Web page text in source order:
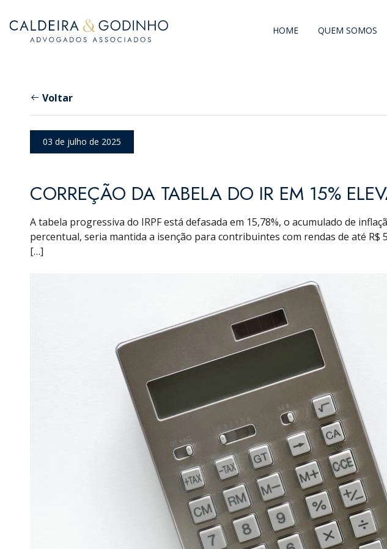
HOME QUEM SOMOS
Voltar
03 de julho de 2025
CORREÇÃO DA TABELA DO IR EM 15%
A tabela progressiva do IRPF está defasada em 15,78%, o acumulado de
percentual, seria mantida a isenção para contribuintes com rendas de até
[…]